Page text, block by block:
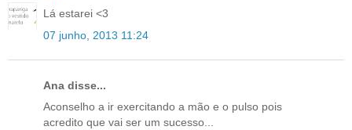
Lá estarei <3
07 junho, 2013 11:24
Ana disse...
Aconselho a ir exercitando a mão e o pulso pois
acredito que vai ser um sucesso...